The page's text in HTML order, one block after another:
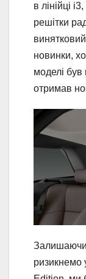
в лінійці
решітки
новинки,
моделі
отримав
Залишаючи
ризикнемо